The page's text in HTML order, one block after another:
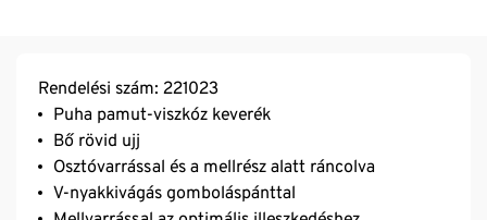
Rendelési szám: 221023
Puha pamut-viszkóz keverék
Bő rövid ujj
Osztóvarrással és a mellrész alatt ráncolva
V-nyakkivágás gomboláspánttal